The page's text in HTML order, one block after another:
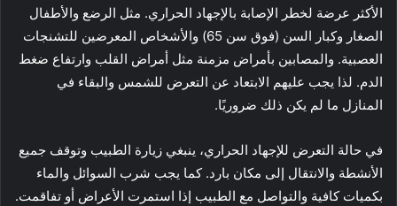
الأكثر عرضة لخطر الإصابة بالإجهاد الحراري. مثل الرضع والأطفال
الصغار وكبار السن (فوق سن 65) والأشخاص المعرضين للتشنجات
العصبية. والمصابين بأمراض مزمنة مثل أمراض القلب وارتفاع ضغط
الدم. لذا يجب عليهم الابتعاد عن التعرض للشمس والبقاء في
المنازل ما لم يكن ذلك ضروريًا.
في حالة التعرض للإجهاد الحراري، ينبغي زيارة الطبيب وتوقف جميع
الأنشطة والانتقال إلى مكان بارد. كما يجب شرب السوائل والماء
بكميات كافية والتواصل مع الطبيب إذا استمرت الأعراض أو تفاقمت.